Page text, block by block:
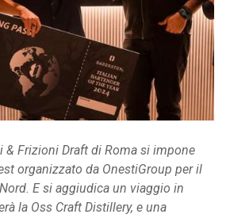
& Frizioni Draft di Roma si impone
organizzato da OnestiGroup per il
E si aggiudica un viaggio in
la Oss Craft Distillery, e una